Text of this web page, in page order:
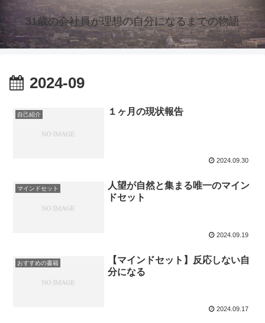
31歳の会社員が理想の自分になるまでの物語
2024-09
自己紹介 １ヶ月の現状報告
2024.09.30
マインドセット
人望が自然と集まる唯一のマイン
ドセット
2024.09.19
おすすめの書籍
【マインドセット】反応しない自
分になる
2024.09.17